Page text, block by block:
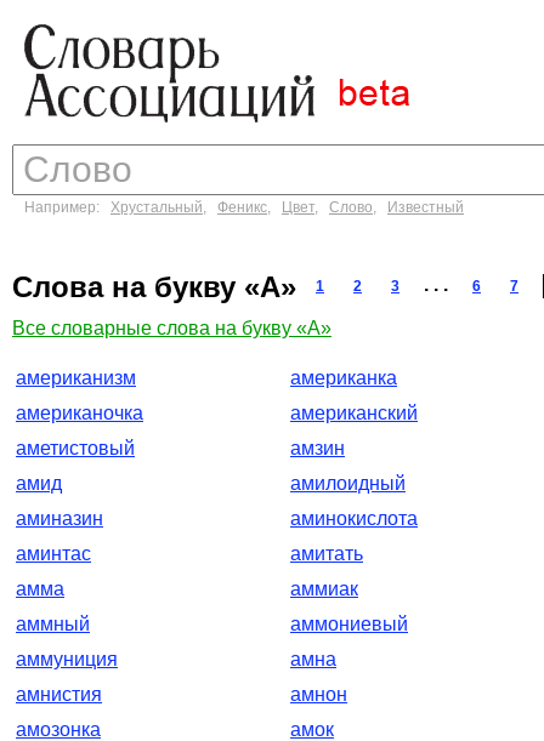
Например: Хрустальный, Феникс, Цвет, Слово, Известный
Слова на букву «А» 1 2 3 . . . 6 7
Все словарные слова на букву «А»
американизм
американка
американочка
американский
аметистовый
амзин
амид
амилоидный
аминазин
аминокислота
аминтас
амитать
амма
аммиак
аммный
аммониевый
аммуниция
амна
амнистия
амнон
амозонка
амок